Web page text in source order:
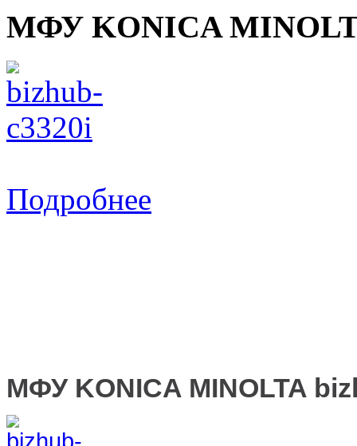
МФУ KONICA
Подробнее
МФУ KONICA MINOLTA